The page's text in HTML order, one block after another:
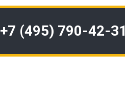
+7 (495) 790-42-31